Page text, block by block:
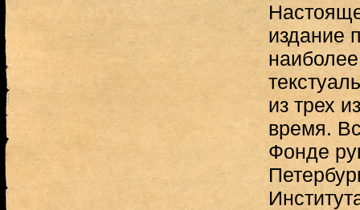
издание
из трех
время.
Фонде